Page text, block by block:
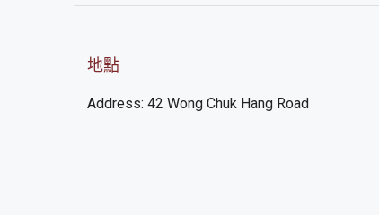
地點
Address: 42 Wong Chuk Hang Road